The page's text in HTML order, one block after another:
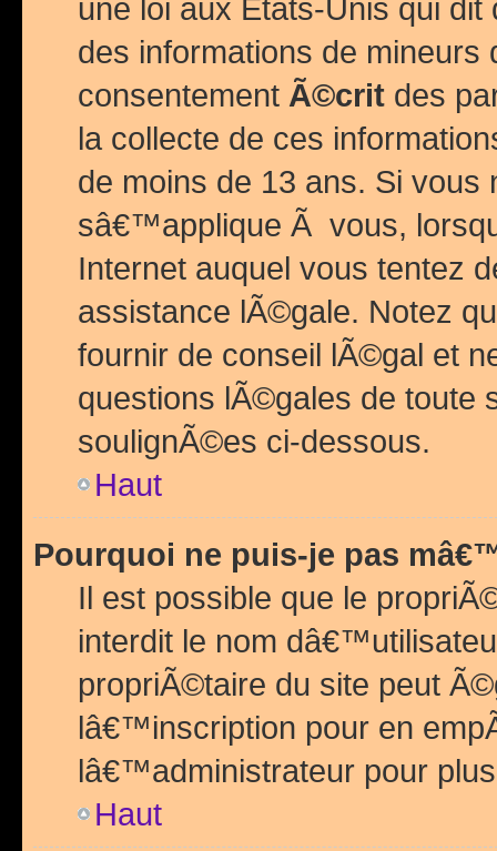
une loi aux Etats-Unis qui
des informations de mineurs
consentement Ã©crit des
la collecte de ces
de moins de 13 ans. Si
sâ€™applique Ã vous,
Internet auquel vous tentez
assistance lÃ©gale. Notez
fournir de conseil lÃ©gal et
questions lÃ©gales de
soulignÃ©es ci-dessous.
Haut
Pourquoi ne puis-je pas
Il est possible que le
interdit le nom
propriÃ©taire du site peut
lâ€™inscription pour en
lâ€™administrateur pour
Haut